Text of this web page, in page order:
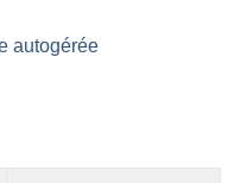
autogérée